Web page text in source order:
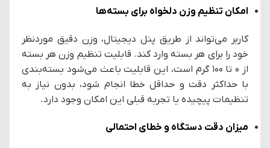
امکان تنظیم وزن دلخواه برای بسته‌ها
کاربر می‌تواند از طریق پنل دیجیتال، وزن دقیق موردنظر
خود را برای هر بسته وارد کند. قابلیت تنظیم وزن هر بسته
از 0 تا 100 گرم است، این قابلیت باعث می‌شود بسته‌بندی
با حداکثر دقت و حداقل خطا انجام شود، بدون نیاز به
تنظیمات پیچیده یا تجربه قبلی این امکان وجود دارد.
میزان دقت دستگاه و خطای احتمالی